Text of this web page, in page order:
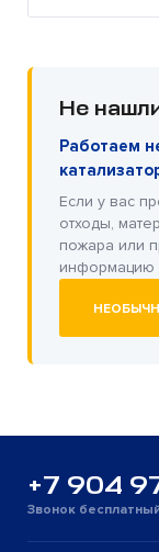
Не
Работаем
Если у вас
отходы,
пожара или
информацию
+7 904
Звонок